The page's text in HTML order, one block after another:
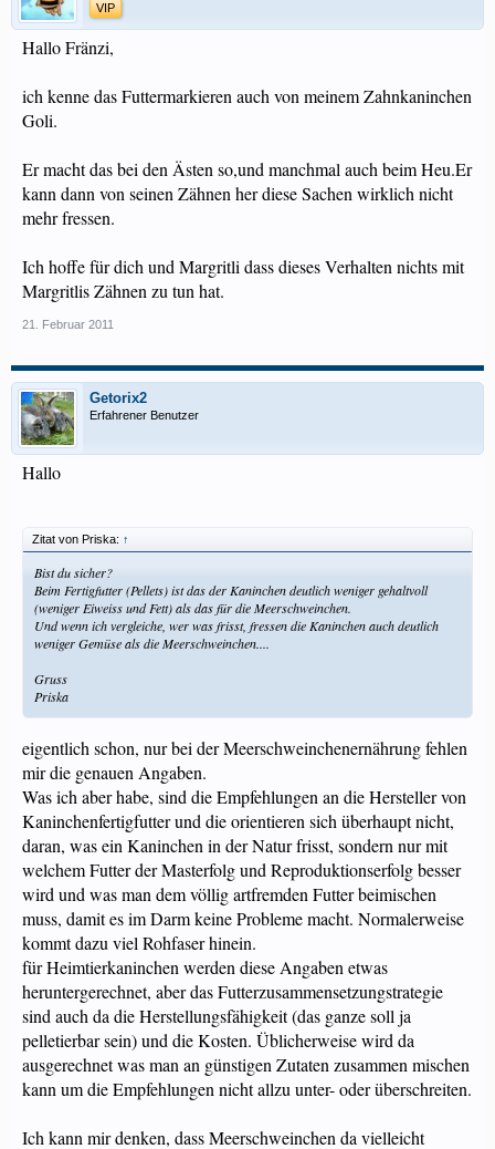
VIP
Hallo Fränzi,
ich kenne das Futtermarkieren auch von meinem Zahnkaninchen
Goli.
Er macht das bei den Ästen so,und manchmal auch beim Heu.Er
kann dann von seinen Zähnen her diese Sachen wirklich nicht
mehr fressen.
Ich hoffe für dich und Margritli dass dieses Verhalten nichts mit
Margritlis Zähnen zu tun hat.
21. Februar 2011
Getorix2
Erfahrener Benutzer
Hallo
Zitat von Priska: ↑
Bist du sicher?
Beim Fertigfutter (Pellets) ist das der Kaninchen deutlich weniger gehaltvoll
(weniger Eiweiss und Fett) als das für die Meerschweinchen.
Und wenn ich vergleiche, wer was frisst, fressen die Kaninchen auch deutlich
weniger Gemüse als die Meerschweinchen....
Gruss
Priska
eigentlich schon, nur bei der Meerschweinchenernährung fehlen
mir die genauen Angaben.
Was ich aber habe, sind die Empfehlungen an die Hersteller von
Kaninchenfertigfutter und die orientieren sich überhaupt nicht,
daran, was ein Kaninchen in der Natur frisst, sondern nur mit
welchem Futter der Masterfolg und Reproduktionserfolg besser
wird und was man dem völlig artfremden Futter beimischen
muss, damit es im Darm keine Probleme macht. Normalerweise
kommt dazu viel Rohfaser hinein.
für Heimtierkaninchen werden diese Angaben etwas
heruntergerechnet, aber das Futterzusammensetzungstrategie
sind auch da die Herstellungsfähigkeit (das ganze soll ja
pelletierbar sein) und die Kosten. Üblicherweise wird da
ausgerechnet was man an günstigen Zutaten zusammen mischen
kann um die Empfehlungen nicht allzu unter- oder überschreiten.
Ich kann mir denken, dass Meerschweinchen da vielleicht